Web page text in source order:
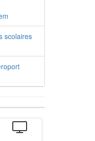
scolaires